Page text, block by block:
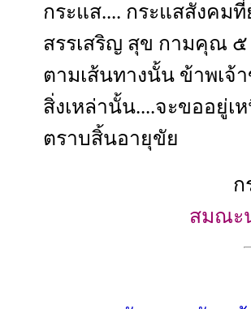
กระแส.... กระแสสังคม
สรรเสริญ สุข กามคุณ
ตามเส้นทางนั้น ข้าพเจ้
สิ่งเหล่านั้น....จะขออยู่เ
ตราบสิ้นอายุขัย
ก
สมณะ